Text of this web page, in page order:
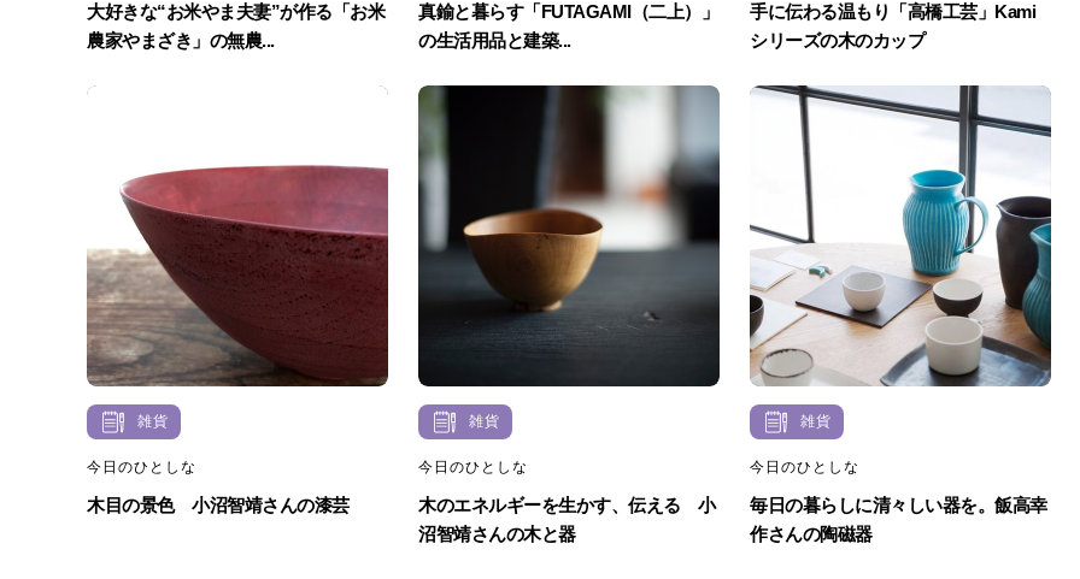
大好きな“お米やま夫妻”が作る「お米
農家やまざき」の無農...
真鍮と暮らす「FUTAGAMI（二上）」
の生活用品と建築...
手に伝わる温もり「高橋工芸」Kami
シリーズの木のカップ
雑貨
今日のひとしな
木目の景色 小沼智靖さんの漆芸
雑貨
今日のひとしな
木のエネルギーを生かす、伝える 小
沼智靖さんの木と器
雑貨
今日のひとしな
毎日の暮らしに清々しい器を。飯高幸
作さんの陶磁器